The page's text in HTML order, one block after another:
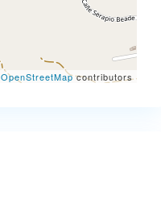
OpenStreetMapcontributors